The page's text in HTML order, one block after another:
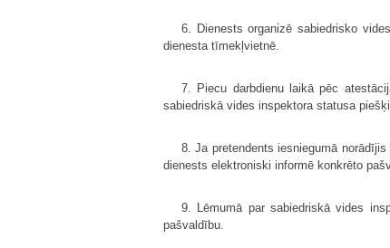
6. Dienests organizē sabiedrisko
dienesta tīmekļvietnē.
7. Piecu darbdienu laikā pēc
sabiedriskā vides inspektora statusa
8. Ja pretendents iesniegumā
dienests elektroniski informē konkrēto
9. Lēmumā par sabiedriskā vides
pašvaldību.